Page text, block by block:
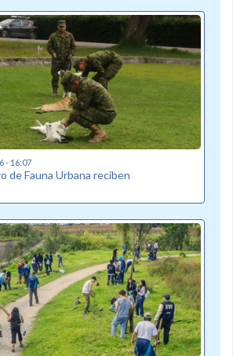
- 16:07
de Fauna Urbana reciben